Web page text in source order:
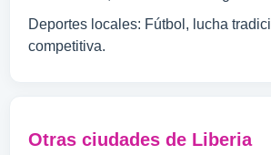
Deportes locales: Fútbol, lucha
competitiva.
Otras ciudades de Liberia